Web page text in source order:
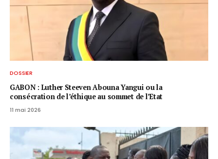
DOSSIER
GABON : Luther Steeven Abouna Yangui ou la
consécration de l’éthique au sommet de l’Etat
11 mai 2026